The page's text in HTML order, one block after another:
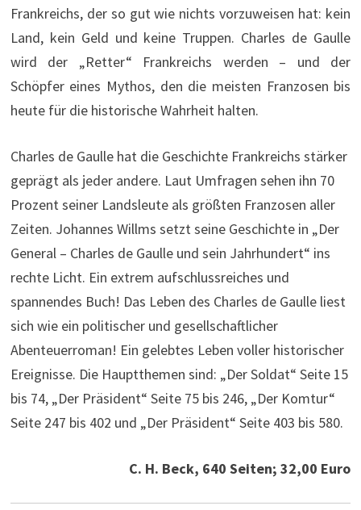
Frankreichs, der so gut wie nichts vorzuweisen hat: kein
Land, kein Geld und keine Truppen. Charles de Gaulle
wird der „Retter“ Frankreichs werden – und der
Schöpfer eines Mythos, den die meisten Franzosen bis
heute für die historische Wahrheit halten.
Charles de Gaulle hat die Geschichte Frankreichs stärker
geprägt als jeder andere. Laut Umfragen sehen ihn 70
Prozent seiner Landsleute als größten Franzosen aller
Zeiten. Johannes Willms setzt seine Geschichte in „Der
General – Charles de Gaulle und sein Jahrhundert“ ins
rechte Licht. Ein extrem aufschlussreiches und
spannendes Buch! Das Leben des Charles de Gaulle liest
sich wie ein politischer und gesellschaftlicher
Abenteuerroman! Ein gelebtes Leben voller historischer
Ereignisse. Die Hauptthemen sind: „Der Soldat“ Seite 15
bis 74, „Der Präsident“ Seite 75 bis 246, „Der Komtur“
Seite 247 bis 402 und „Der Präsident“ Seite 403 bis 580.
C. H. Beck, 640 Seiten; 32,00 Euro